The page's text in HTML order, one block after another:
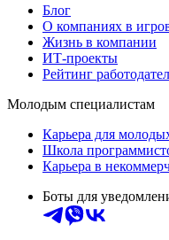
Блог
О компаниях в
Жизнь в компании
ИТ-проекты
Рейтинг
Молодым специалистам
Карьера для
Школа
Карьера в
Боты для